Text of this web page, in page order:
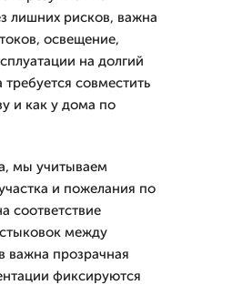
лишних рисков, важна
освещение,
на долгий
совместить
и как у дома по
мы учитываем
и пожелания по
соответствие
между
важна прозрачная
фиксируются